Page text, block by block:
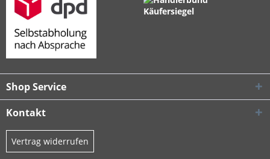
Shop Service
Kontakt
Vertrag widerrufen